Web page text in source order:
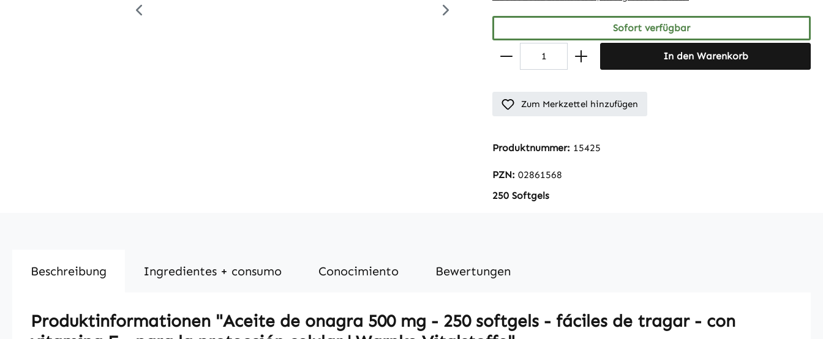
Sofort verfügbar
In den Warenkorb
Zum Merkzettel hinzufügen
Produktnummer: 15425
PZN: 02861568
250 Softgels
Beschreibung Ingredientes + consumo Conocimiento Bewertungen
Produktinformationen "Aceite de onagra 500 mg - 250 softgels - fáciles de tragar - con